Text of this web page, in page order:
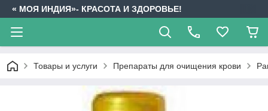
« МОЯ ИНДИЯ»- КРАСОТА И ЗДОРОВЬЕ!
Товары и услуги Препараты для очищения крови